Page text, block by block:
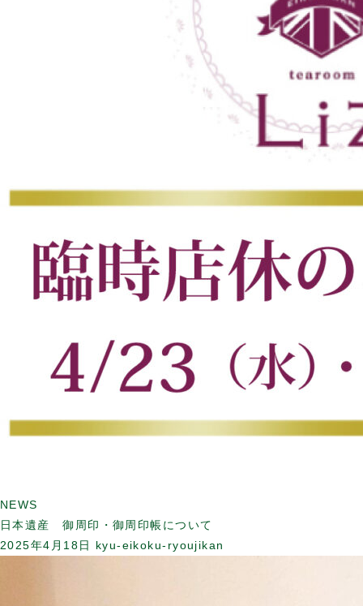
NEWS
日本遺産 御周印・御周印帳について
2025年4月18日
kyu-eikoku-ryoujikan